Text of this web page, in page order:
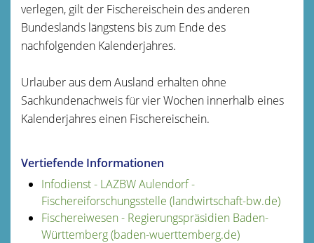
verlegen, gilt der Fischereischein des anderen
Bundeslands längstens bis zum Ende des
nachfolgenden Kalenderjahres.
Urlauber aus dem Ausland erhalten ohne
Sachkundenachweis für vier Wochen innerhalb eines
Kalenderjahres einen Fischereischein.
Vertiefende Informationen
Infodienst - LAZBW Aulendorf -
Fischereiforschungsstelle (landwirtschaft-bw.de)
Fischereiwesen - Regierungspräsidien Baden-
Württemberg (baden-wuerttemberg.de)